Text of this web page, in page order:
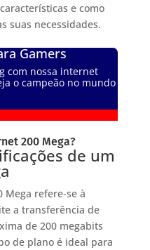
e como
suas necessidades.
Gamers
com nossa internet
o campeão no mundo
200 Mega?
de um
Mega refere-se à
a transferência de
de 200 megabits
de plano é ideal para